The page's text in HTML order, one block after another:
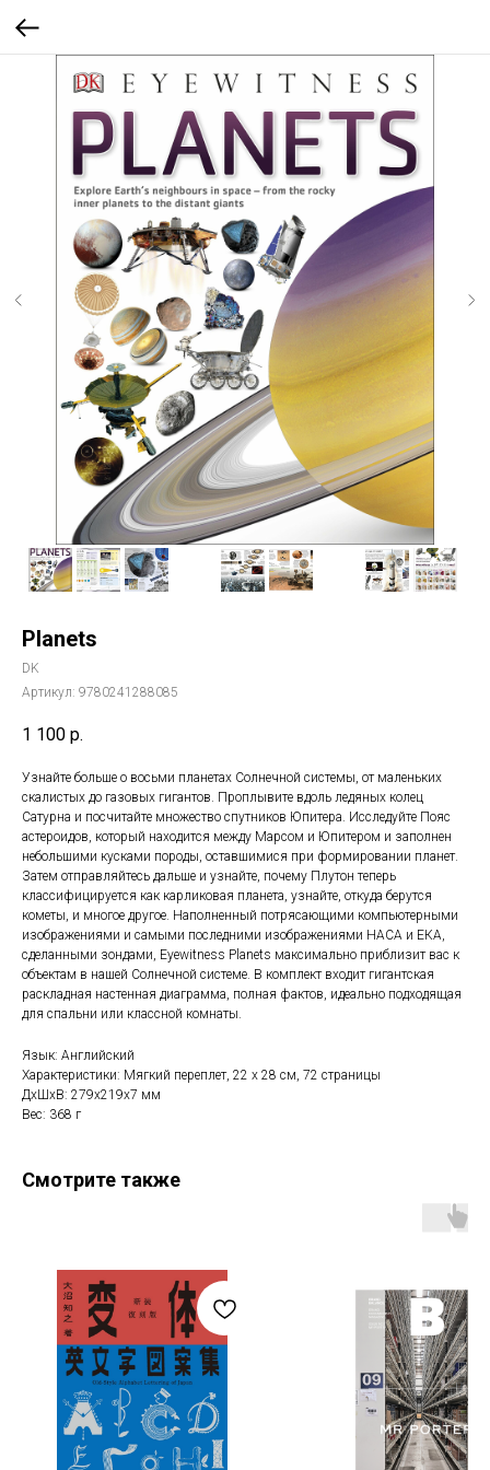
Planets
DK
Артикул: 9780241288085
1 100 р.
Узнайте больше о восьми планетах Солнечной системы, от маленьких
скалистых до газовых гигантов. Проплывите вдоль ледяных колец
Сатурна и посчитайте множество спутников Юпитера. Исследуйте Пояс
астероидов, который находится между Марсом и Юпитером и заполнен
небольшими кусками породы, оставшимися при формировании планет.
Затем отправляйтесь дальше и узнайте, почему Плутон теперь
классифицируется как карликовая планета, узнайте, откуда берутся
кометы, и многое другое. Наполненный потрясающими компьютерными
изображениями и самыми последними изображениями НАСА и ЕКА,
сделанными зондами, Eyewitness Planets максимально приблизит вас к
объектам в нашей Солнечной системе. В комплект входит гигантская
раскладная настенная диаграмма, полная фактов, идеально подходящая
для спальни или классной комнаты.
Язык: Английский
Характеристики: Мягкий переплет, 22 х 28 см, 72 страницы
ДxШxВ: 279x219x7 мм
Вес: 368 г
Смотрите также